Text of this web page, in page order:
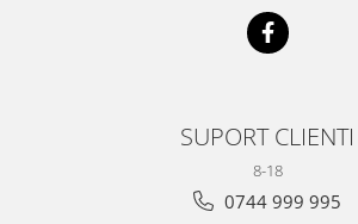
SUPORT CLIENTI
8-18
0744 999 995